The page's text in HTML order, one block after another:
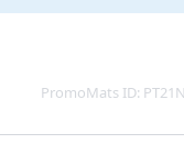
PromoMats ID: